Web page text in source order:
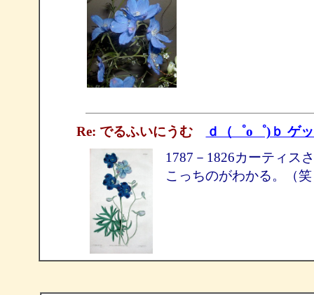
Re: でるふいにうむ
ｄ（゜ο゜)ｂ ゲ
1787－1826カーティス
こっちのがわかる。（